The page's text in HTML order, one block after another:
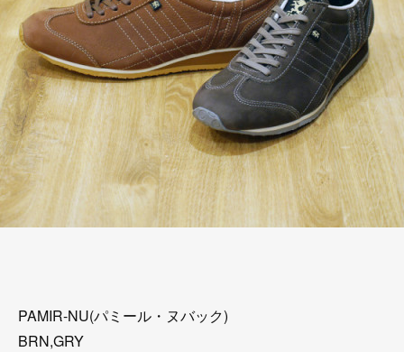
PAMIR-NU(パミール・ヌバック)
BRN,GRY